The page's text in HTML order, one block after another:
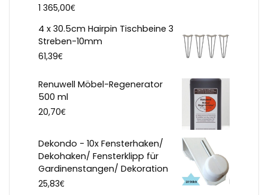
1 365,00€
4 x 30.5cm Hairpin Tischbeine 3
Streben-10mm
61,39€
Renuwell Möbel-Regenerator
500 ml
20,70€
Dekondo - 10x Fensterhaken/
Dekohaken/ Fensterklipp für
Gardinenstangen/ Dekoration
25,83€